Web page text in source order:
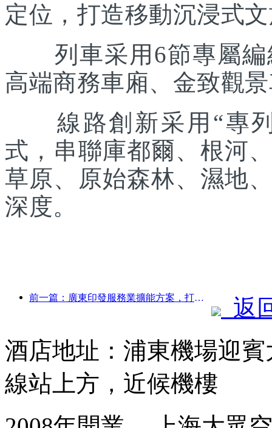
定位，打造移動沉浸式
列車采用6節專屬編
高端商務車廂、金致觀
線路創新采用“專列
式，串聯庫都爾、根河
草原、原始森林、濕地
深度。
前一篇：廣東印發服務業擴能方案，打造大灣區世界級旅游目的地
返
酒店地址：浦東機場迎
線站上方，近候機樓